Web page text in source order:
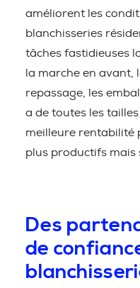
améliorent les
blanchisseries
tâches fastidieuses
la marche en avant,
repassage, les
a de toutes les
meilleure rentabilité
plus productifs mais
Des
de